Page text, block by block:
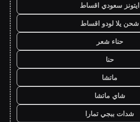
ايتونز سعودي اقساط
شحن يلا لودو اقساط
حناء شعر
حنا
ماتشا
شاي ماتشا
شدات ببجي تمارا